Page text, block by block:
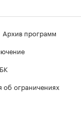
Архив программ
ограничениях